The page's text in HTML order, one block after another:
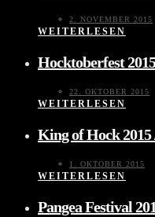
2. NOVEMBER 2015
WEITERLESEN
Hocktoberfest
22. OKTOBER 2015
WEITERLESEN
King of Hock 2015
1. OKTOBER 2015
WEITERLESEN
Pangea Festival